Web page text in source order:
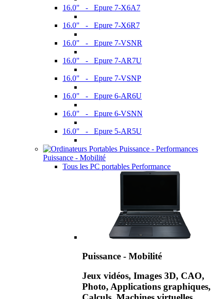
16.0" - Epure 7-X6A7
16.0" - Epure 7-X6R7
16.0" - Epure 7-VSNR
16.0" - Epure 7-AR7U
16.0" - Epure 7-VSNP
16.0" - Epure 6-AR6U
16.0" - Epure 6-VSNN
16.0" - Epure 5-AR5U
Puissance - Mobilité
Tous les PC portables Performance
Puissance - Mobilité
Jeux vidéos, Images 3D, CAO,
Photo, Applications graphiques,